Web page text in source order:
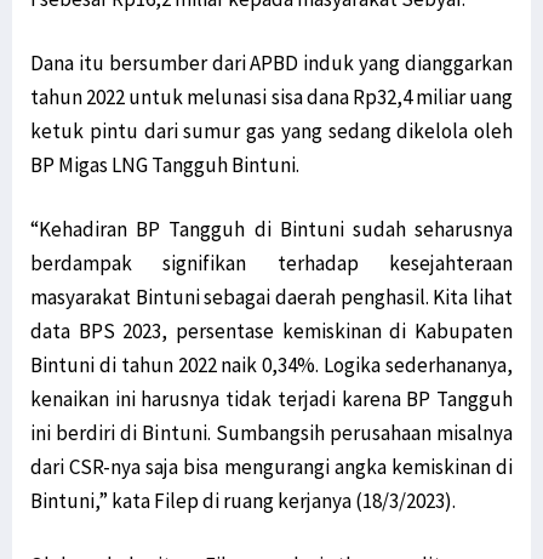
Dana itu bersumber dari APBD induk yang dianggarkan
tahun 2022 untuk melunasi sisa dana Rp32,4 miliar uang
ketuk pintu dari sumur gas yang sedang dikelola oleh
BP Migas LNG Tangguh Bintuni.
“Kehadiran BP Tangguh di Bintuni sudah seharusnya
berdampak signifikan terhadap kesejahteraan
masyarakat Bintuni sebagai daerah penghasil. Kita lihat
data BPS 2023, persentase kemiskinan di Kabupaten
Bintuni di tahun 2022 naik 0,34%. Logika sederhananya,
kenaikan ini harusnya tidak terjadi karena BP Tangguh
ini berdiri di Bintuni. Sumbangsih perusahaan misalnya
dari CSR-nya saja bisa mengurangi angka kemiskinan di
Bintuni,” kata Filep di ruang kerjanya (18/3/2023).